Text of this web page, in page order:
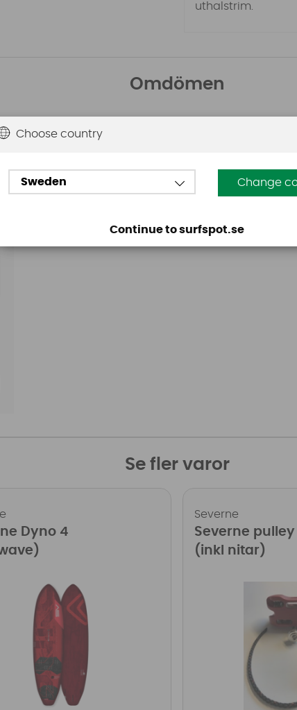
uthalstrim.
Omdömen
Den här produkten har inga recensioner. Du
Se fler varor
Dyno 4
Severne
Severne
(inkl nitar)
Choose country
Sweden Change
Continue to surfspot.se